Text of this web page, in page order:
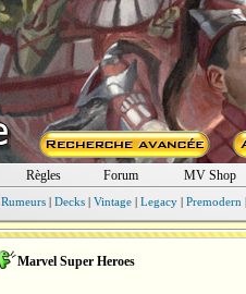
Règles Forum MV Shop
Rumeurs| Decks| Vintage| Legacy| Premodern
Marvel Super Heroes